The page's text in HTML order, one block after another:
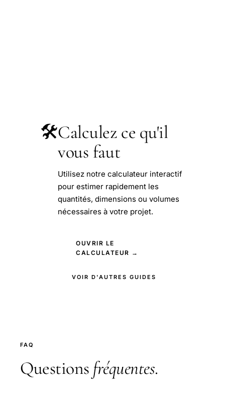
🛠️Calculez ce qu'il
vous faut
Utilisez notre calculateur interactif
pour estimer rapidement les
quantités, dimensions ou volumes
nécessaires à votre projet.
OUVRIR LE
CALCULATEUR →
VOIR D'AUTRES GUIDES
FAQ
Questions fréquentes.